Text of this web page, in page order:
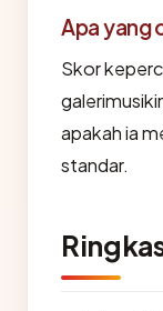
Apa yang
Skor
apakah ia
standar.